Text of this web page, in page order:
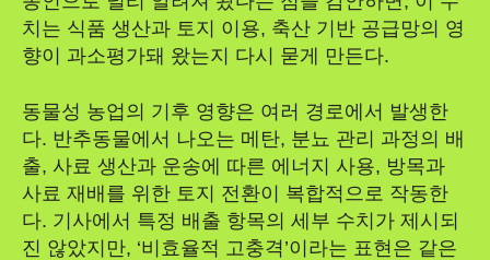
치는 식품 생산과 토지 이용, 축산 기반 공급망의 영
향이 과소평가돼 왔는지 다시 묻게 만든다.
동물성 농업의 기후 영향은 여러 경로에서 발생한
다. 반추동물에서 나오는 메탄, 분뇨 관리 과정의 배
출, 사료 생산과 운송에 따른 에너지 사용, 방목과
사료 재배를 위한 토지 전환이 복합적으로 작동한
다. 기사에서 특정 배출 항목의 세부 수치가 제시되
진 않았지만, ‘비효율적 고충격’이라는 표현은 같은